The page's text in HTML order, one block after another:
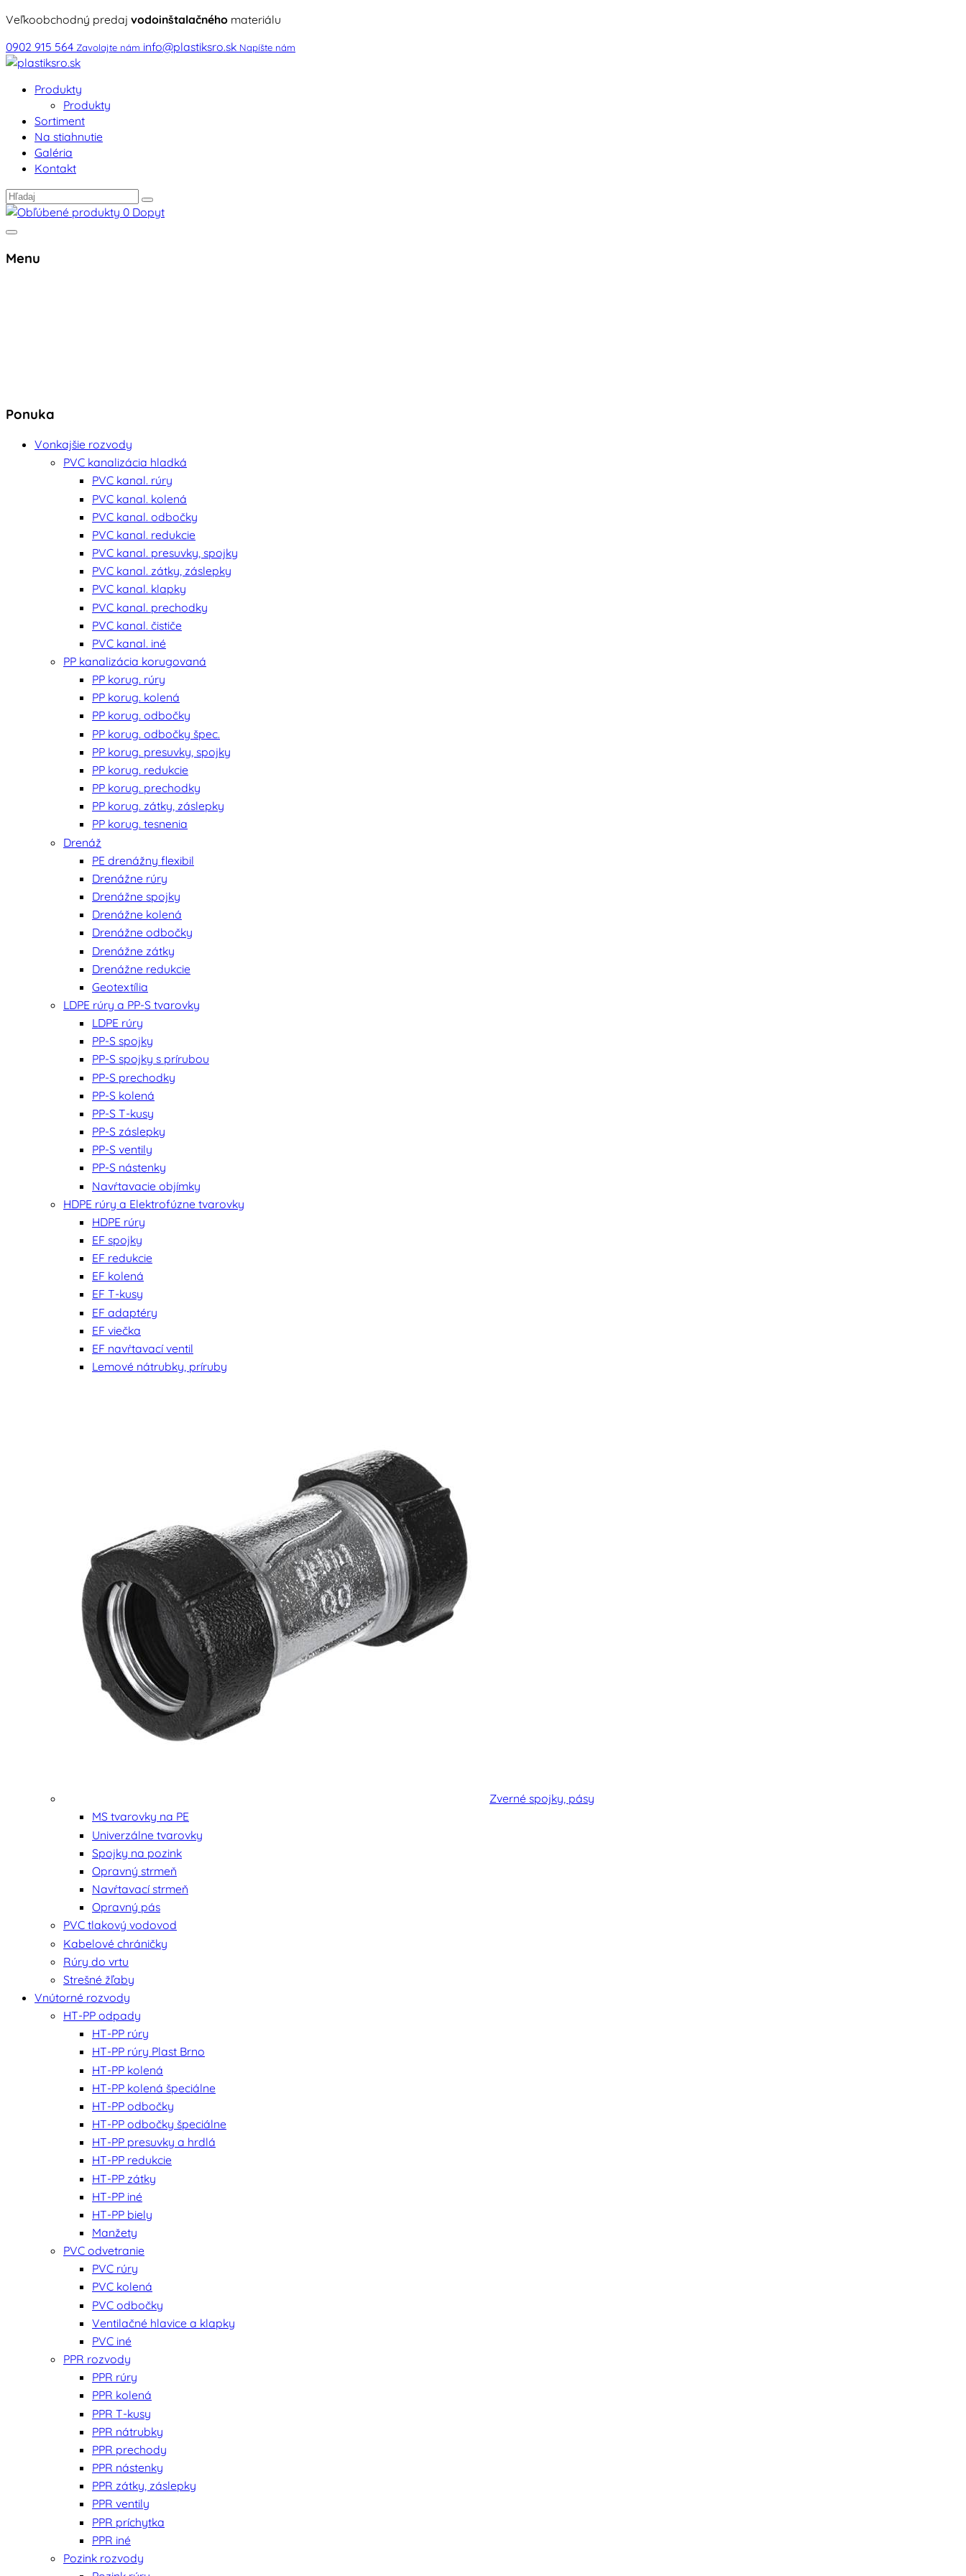
Veľkoobchodný predaj vodoinštalačného materiálu
0902 915 564 Zavolajte nám info@plastiksro.sk Napíšte nám
Produkty
Produkty
Sortiment
Na stiahnutie
Galéria
Kontakt
0 Dopyt
Menu
Ponuka
Vonkajšie rozvody
PVC kanalizácia hladká
PVC kanal. rúry
PVC kanal. kolená
PVC kanal. odbočky
PVC kanal. redukcie
PVC kanal. presuvky, spojky
PVC kanal. zátky, záslepky
PVC kanal. klapky
PVC kanal. prechodky
PVC kanal. čističe
PVC kanal. iné
PP kanalizácia korugovaná
PP korug. rúry
PP korug. kolená
PP korug. odbočky
PP korug. odbočky špec.
PP korug. presuvky, spojky
PP korug. redukcie
PP korug. prechodky
PP korug. zátky, záslepky
PP korug. tesnenia
Drenáž
PE drenážny flexibil
Drenážne rúry
Drenážne spojky
Drenážne kolená
Drenážne odbočky
Drenážne zátky
Drenážne redukcie
Geotextília
LDPE rúry a PP-S tvarovky
LDPE rúry
PP-S spojky
PP-S spojky s prírubou
PP-S prechodky
PP-S kolená
PP-S T-kusy
PP-S záslepky
PP-S ventily
PP-S nástenky
Navŕtavacie objímky
HDPE rúry a Elektrofúzne tvarovky
HDPE rúry
EF spojky
EF redukcie
EF kolená
EF T-kusy
EF adaptéry
EF viečka
EF navŕtavací ventil
Lemové nátrubky, príruby
Zverné spojky, pásy
MS tvarovky na PE
Univerzálne tvarovky
Spojky na pozink
Opravný strmeň
Navŕtavací strmeň
Opravný pás
PVC tlakový vodovod
Kabelové chráničky
Rúry do vrtu
Strešné žľaby
Vnútorné rozvody
HT-PP odpady
HT-PP rúry
HT-PP rúry Plast Brno
HT-PP kolená
HT-PP kolená špeciálne
HT-PP odbočky
HT-PP odbočky špeciálne
HT-PP presuvky a hrdlá
HT-PP redukcie
HT-PP zátky
HT-PP iné
HT-PP biely
Manžety
PVC odvetranie
PVC rúry
PVC kolená
PVC odbočky
Ventilačné hlavice a klapky
PVC iné
PPR rozvody
PPR rúry
PPR kolená
PPR T-kusy
PPR nátrubky
PPR prechody
PPR nástenky
PPR zátky, záslepky
PPR ventily
PPR príchytka
PPR iné
Pozink rozvody